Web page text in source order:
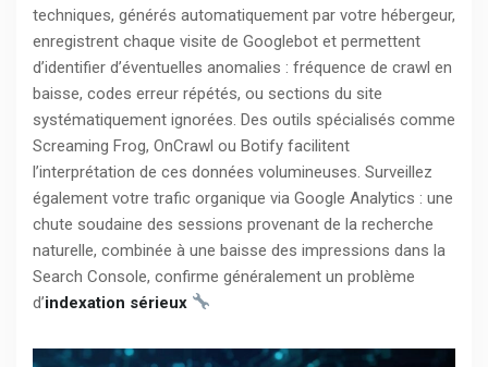
techniques, générés automatiquement par votre hébergeur,
enregistrent chaque visite de Googlebot et permettent
d’identifier d’éventuelles anomalies : fréquence de crawl en
baisse, codes erreur répétés, ou sections du site
systématiquement ignorées. Des outils spécialisés comme
Screaming Frog, OnCrawl ou Botify facilitent
l’interprétation de ces données volumineuses. Surveillez
également votre trafic organique via Google Analytics : une
chute soudaine des sessions provenant de la recherche
naturelle, combinée à une baisse des impressions dans la
Search Console, confirme généralement un problème
d’indexation sérieux